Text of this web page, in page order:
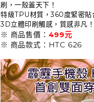
刷，一殼蓋天下！
特級TPU材質，360度緊密貼
3D立體印刷觸感，質感非凡！
※ 商品售價： 499元
※ 商品款式：HTC 626